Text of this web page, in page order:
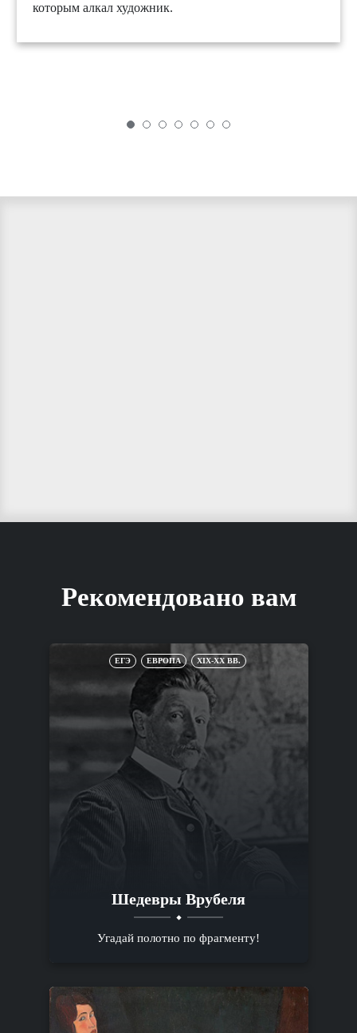
которым алкал художник.
Рекомендовано вам
ЕГЭ ЕВРОПА XIX-XX ВВ.
Шедевры Врубеля
Угадай полотно по фрагменту!